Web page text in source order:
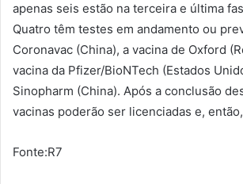
apenas seis estão na terceira e última
Quatro têm testes em andamento ou
Coronavac (China), a vacina de Oxford
vacina da Pfizer/BioNTech (Estados
Sinopharm (China). Após a conclusão
vacinas poderão ser licenciadas e,
Fonte:R7